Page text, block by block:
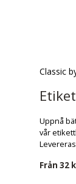
Classic
Uppnå
vår
Från 32